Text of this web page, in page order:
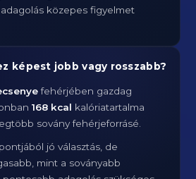
közepes figyelmet
képest jobb vagy rosszabb?
fehérjében gazdag
168 kcal kalóriatartalma
sovány fehérjeforrásé.
jó választás, de
mint a soványabb